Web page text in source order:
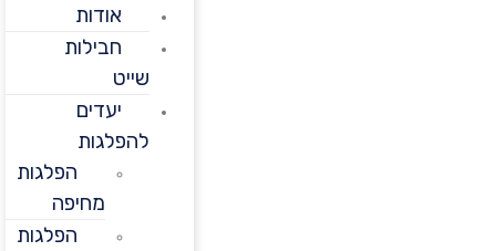
אודות
חבילות
יעדים
להפלגות
הפלגות
מחיפה
הפלגות